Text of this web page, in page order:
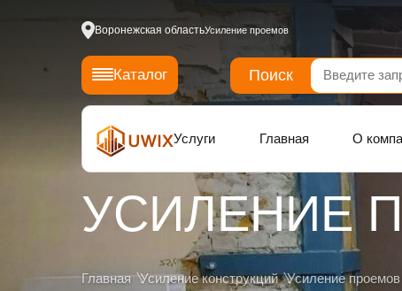
Воронежская областьУсиление проемов
Каталог Поиск
Услуги Главная О
УСИЛЕНИЕ
Главная Усиление конструкций Усиление проемов